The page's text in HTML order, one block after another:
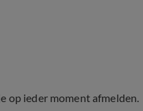
op ieder moment afmelden.